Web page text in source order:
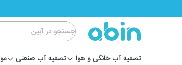
تصفیه آب خانگی و هوا تصفیه آب صنعتی